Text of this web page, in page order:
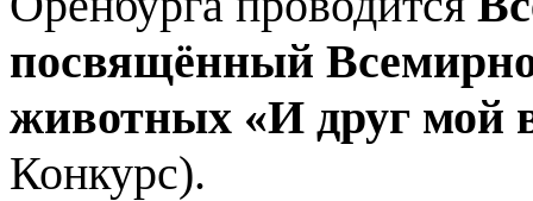
посвящённый
животных «И друг мой
Конкурс).